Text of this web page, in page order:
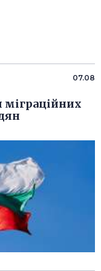
07.08
міграційних